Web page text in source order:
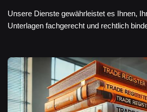
Unsere Dienste gewährleistet es Ihnen,
Unterlagen fachgerecht und rechtlich